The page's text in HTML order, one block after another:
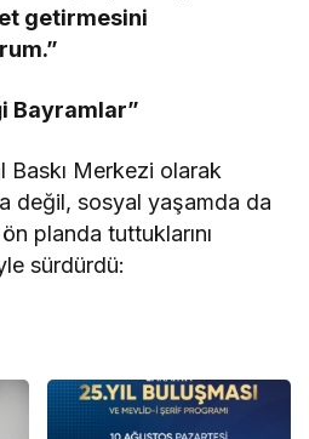
getirmesini
Bayramlar”
Merkezi olarak
değil, sosyal yaşamda da
planda tuttuklarını
sürdürdü: